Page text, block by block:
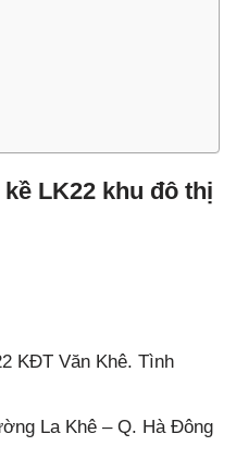
LK22 khu đô thị
KĐT Văn Khê. Tình
La Khê – Q. Hà Đông